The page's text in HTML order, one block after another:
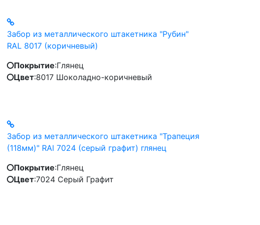
Забор из металлического штакетника "Рубин"
RAL 8017 (коричневый)
Покрытие:Глянец
Цвет:8017 Шоколадно-коричневый
Забор из металлического штакетника "Трапеция
(118мм)" RAl 7024 (серый графит) глянец
Покрытие:Глянец
Цвет:7024 Серый Графит